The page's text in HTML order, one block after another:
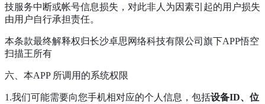
技服务中断或帐号信息损失，对此非人为因素引起的用户损失
由用户自行承担责任。
本条款最终解释权归长沙卓思网络科技有限公司旗下APP悟空
扫描王所有
六、本APP 所调用的系统权限
1.我们可能需要向您手机相对应的个人信息，包括设备ID、位